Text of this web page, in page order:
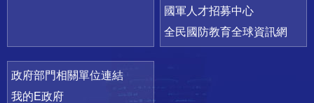
國軍人才招募中心
全民國防教育全球資訊網
政府部門相關單位連結
我的E政府